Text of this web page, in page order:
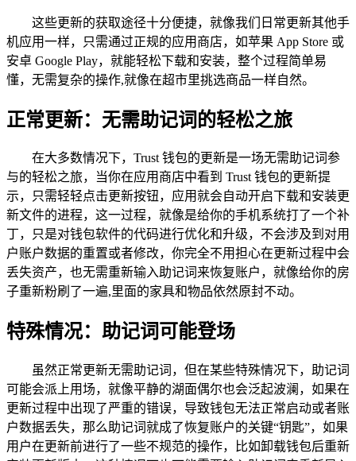
这些更新的获取途径十分便捷，就像我们日常更新其他手
机应用一样，只需通过正规的应用商店，如苹果 App Store 或
安卓 Google Play，就能轻松下载和安装，整个过程简单易
懂，无需复杂的操作,就像在超市里挑选商品一样自然。
正常更新：无需助记词的轻松之旅
在大多数情况下，Trust 钱包的更新是一场无需助记词参
与的轻松之旅，当你在应用商店中看到 Trust 钱包的更新提
示，只需轻轻点击更新按钮，应用就会自动开启下载和安装更
新文件的进程，这一过程，就像是给你的手机系统打了一个补
丁，只是对钱包软件的代码进行优化和升级，不会涉及到对用
户账户数据的重置或者修改，你完全不用担心在更新过程中会
丢失资产，也无需重新输入助记词来恢复账户，就像给你的房
子重新粉刷了一遍,里面的家具和物品依然原封不动。
特殊情况：助记词可能登场
虽然正常更新无需助记词，但在某些特殊情况下，助记词
可能会派上用场，就像平静的湖面偶尔也会泛起波澜，如果在
更新过程中出现了严重的错误，导致钱包无法正常启动或者账
户数据丢失，那么助记词就成了恢复账户的关键“钥匙”，如果
用户在更新前进行了一些不规范的操作，比如卸载钱包后重新